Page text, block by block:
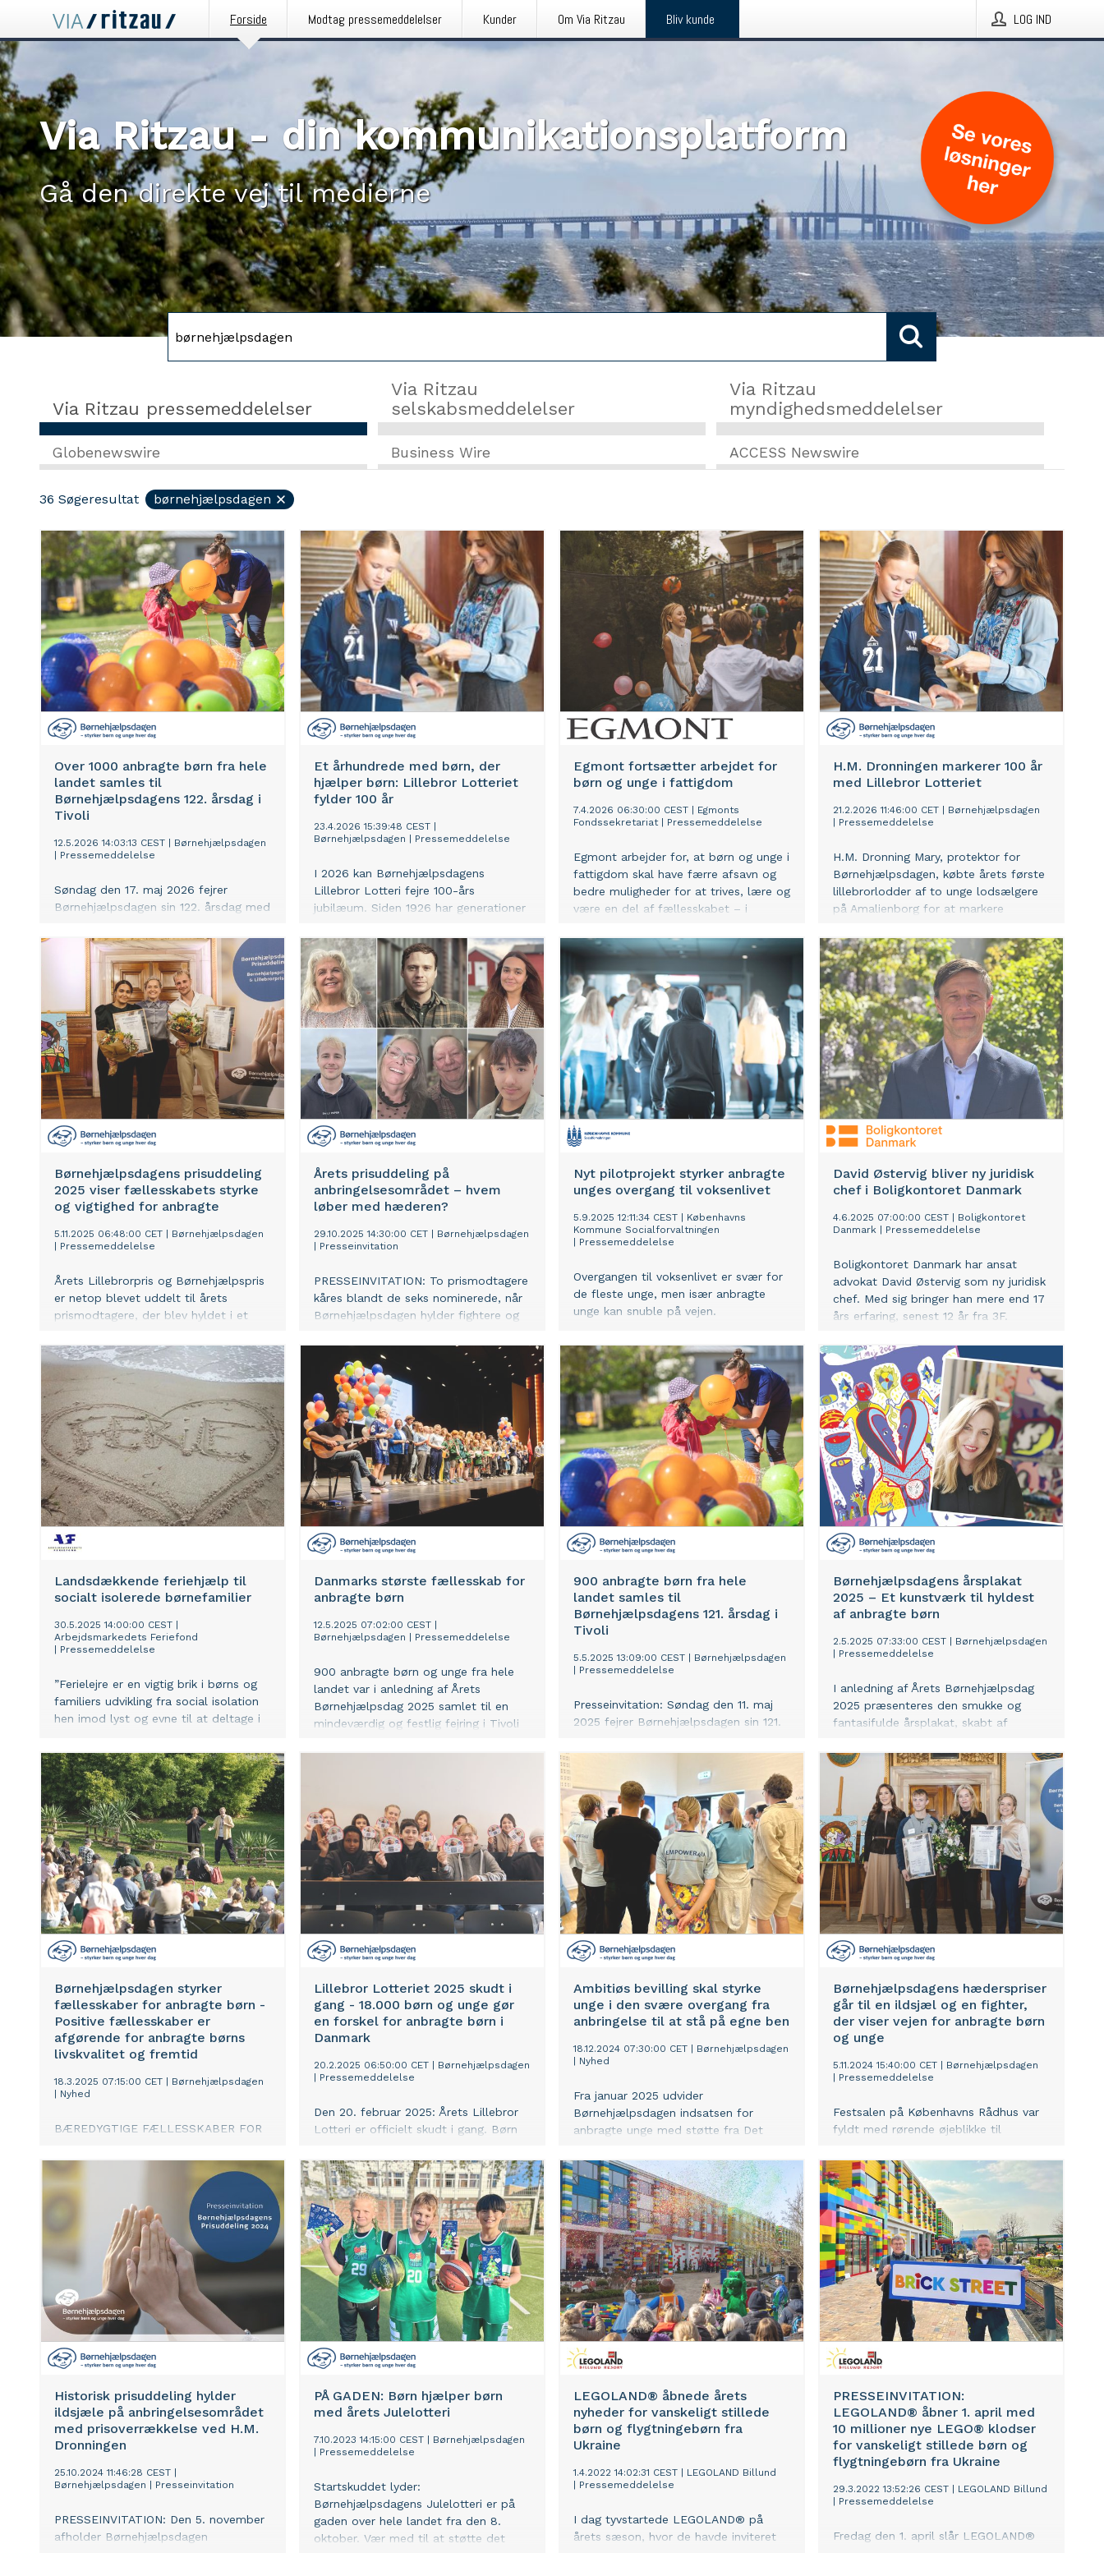
Forside Modtag pressemeddelelser Kunder Om Via Ritzau Bliv kunde LOG IND
Via Ritzau - din kommunikationsplatform
Gå den direkte vej til medierne
Via Ritzau pressemeddelelser
Via Ritzau
selskabsmeddelelser
Via Ritzau
myndighedsmeddelelser
Globenewswire Business Wire ACCESS Newswire
36 Søgeresultat børnehjælpsdagen
Over 1000 anbragte børn fra hele
landet samles til
Børnehjælpsdagens 122. årsdag i
Tivoli
12.5.2026 14:03:13 CEST
Børnehjælpsdagen
Pressemeddelelse
Søndag den 17. maj 2026 fejrer
Børnehjælpsdagen sin 122. årsdag med
og unge i hele Danmark. Dagen
markerer både en stærk og
traditionsrig indsats for anbragte børn
– og en nutidig fejring af fællesskab,
styrke, livsmod og livsglæde.
Et århundrede med børn, der
hjælper børn: Lillebror Lotteriet
fylder 100 år
23.4.2026 15:39:48 CEST
Børnehjælpsdagen
Pressemeddelelse
I 2026 kan Børnehjælpsdagens
Lillebror Lotteri fejre 100-års
jubilæum. Siden 1926 har generationer
samle ind til jævnaldrende, der har
haft brug for hjælp og støtte. På
mandag den 27. april åbner
Børnehjælpsdagen op for et helt nyt
digitalt Lillebror Lotteri. På den måde
kan endnu flere danskere være med til
at bakke op om de ca. 14.000
anbragte børn og unge i Danmark.
Egmont fortsætter arbejdet for
børn og unge i fattigdom
7.4.2026 06:30:00 CEST
Egmonts
Fondssekretariat| Pressemeddelelse
Egmont arbejder for, at børn og unge i
fattigdom skal have færre afsavn og
bedre muligheder for at trives, lære og
være en del af fællesskabet – i
støtter Egmont Fonden børn og unge i
fattigdom i Danmark, Sverige og
Norge med 52,2 mio. kr. mio. kr.
gennem programmet En
Håndsrækning i perioden 2026-2029.
H.M. Dronningen markerer 100 år
med Lillebror Lotteriet
21.2.2026 11:46:00 CET
Børnehjælpsdagen
Pressemeddelelse
H.M. Dronning Mary, protektor for
Børnehjælpsdagen, købte årets første
lillebrorlodder af to unge lodsælgere
på Amalienborg for at markere
Lillebror Lotteri. Siden 1926, hvor
Børnehjælpsdagens lotteri blev
grundlagt, har det haft bred opbakning
fra både danskere og Kongehuset.
Børnehjælpsdagens prisuddeling
2025 viser fællesskabets styrke
og vigtighed for anbragte
5.11.2025 06:48:00 CET
Børnehjælpsdagen
Pressemeddelelse
Årets Lillebrorpris og Børnehjælpspris
er netop blevet uddelt til årets
prismodtagere, der blev hyldet i et
anbringelsesområdet. Prisuddelingen
er en del af Børnehjælpsdagens
indsats for at samle kræfter og
opmærksomhed på tværs af
samfundet omkring de børn og unge,
der oftest står med de sværeste
livsvilkår.
Årets prisuddeling på
anbringelsesområdet – hvem
løber med hæderen?
29.10.2025 14:30:00 CET
Børnehjælpsdagen
Presseinvitation
PRESSEINVITATION: To prismodtagere
kåres blandt de seks nominerede, når
Børnehjælpsdagen hylder fightere og
Børnehjælpspris og Lillebrorpris 2025
uddeles i Festsalen på Københavns
Rådhus tirsdag den 4. november 2025,
hvor beslutningstagere, ambassadører
og engagerede aktører samles til den
traditionsrige fejring.
Nyt pilotprojekt styrker anbragte
unges overgang til voksenlivet
5.9.2025 12:11:34 CEST
Københavns
Kommune Socialforvaltningen
Pressemeddelelse
Overgangen til voksenlivet er svær for
de fleste unge, men især anbragte
unge kan snuble på vejen.
gang i et pilotprojekt, som giver
anbragte unge mulighed for at komme
i et forløb, der klæder dem bedre på
til at tage fat på voksenlivet.
David Østervig bliver ny juridisk
chef i Boligkontoret Danmark
4.6.2025 07:00:00 CEST
Boligkontoret
Danmark
Pressemeddelelse
Boligkontoret Danmark har ansat
advokat David Østervig som ny juridisk
chef. Med sig bringer han mere end 17
års erfaring, senest 12 år fra 3F.
Landsdækkende feriehjælp til
socialt isolerede børnefamilier
30.5.2025 14:00:00 CEST
Arbejdsmarkedets Feriefond
Pressemeddelelse
”Ferielejre er en vigtig brik i børns og
familiers udvikling fra social isolation
hen imod lyst og evne til at deltage i
Adelskov, formand for
Arbejdsmarkedets Feriefond. De
sociale organisationer vurderer at op
imod 60 pct. af deltagerne i fondens
feriehjælpsprogram oplever social
isolation som et problem.
Danmarks største fællesskab for
anbragte børn
12.5.2025 07:02:00 CEST
Børnehjælpsdagen
Pressemeddelelse
900 anbragte børn og unge fra hele
landet var i anledning af Årets
Børnehjælpsdag 2025 samlet til en
mindeværdig og festlig fejring i Tivoli
900 anbragte børn fra hele
landet samles til
Børnehjælpsdagens 121. årsdag i
Tivoli
5.5.2025 13:09:00 CEST
Børnehjælpsdagen
Pressemeddelelse
Presseinvitation: Søndag den 11. maj
2025 fejrer Børnehjælpsdagen sin 121.
anbragte børn og unge i hele Danmark.
Dagen markerer både en stærk og
traditionsrig indsats for anbragte børn
– og en nutidig fejring af fællesskab,
styrke, livsmod og livsglæde.
Børnehjælpsdagens årsplakat
2025 – Et kunstværk til hyldest
af anbragte børn
2.5.2025 07:33:00 CEST
Børnehjælpsdagen
Pressemeddelelse
I anledning af Årets Børnehjælpsdag
2025 præsenteres den smukke og
fantasifulde årsplakat, skabt af
ikke bare et kunstværk, men en del af
en historisk tradition til ære for
børnesagen, der hylder og viser
opbakning til anbragte børn igennem
121 år i Danmark.
Børnehjælpsdagen styrker
fællesskaber for anbragte børn -
Positive fællesskaber er
afgørende for anbragte børns
livskvalitet og fremtid
18.3.2025 07:15:00 CET
Børnehjælpsdagen
Nyhed
BÆREDYGTIGE FÆLLESSKABER FOR
Børnehjælpsdagen vil i de kommende
år styrke og stabilisere
fællesskabsindsatsen, der spiller en
helt central rolle i organisationens
arbejde med at styrke anbragte børn
og unge i Danmark.
Lillebror Lotteriet 2025 skudt i
gang - 18.000 børn og unge gør
en forskel for anbragte børn i
Danmark
20.2.2025 06:50:00 CET
Børnehjælpsdagen
Pressemeddelelse
Den 20. februar 2025: Årets Lillebror
Lotteri er officielt skudt i gang. Børn
fritidsfællesskaber i hele landet står
klar til at sælge lodder til fordel for
anbragte børn og unge. Gennem
Børnehjælpsdagens årlige lotterier får
ca. 18.000 lodsælgere ikke kun
mulighed for at styrke deres eget
fællesskab, men også bidrage til et
vigtigt formål - nemlig at støtte
anbragte børn og unge i Danmark.
Ambitiøs bevilling skal styrke
unge i den svære overgang fra
anbringelse til at stå på egne ben
18.12.2024 07:30:00 CET
Børnehjælpsdagen
Nyhed
Fra januar 2025 udvider
Børnehjælpsdagen indsatsen for
anbragte unge med støtte fra Det
ungeinddragelsen og styrke
samarbejdet med kommunerne for at
hjælpe de unge med at opbygge
selvstændighed og trivsel i overgangen
til voksenlivet. Ungeindsatsen bygger
videre på den effektfulde
Empower4U-indsats, der over de
næste 2,5 år skal nå 880 anbragte
unge, som kommer til at spille en
vigtig rolle i deres egne forløb og
udvikling.
Børnehjælpsdagens hæderspriser
går til en ildsjæl og en fighter,
der viser vejen for anbragte børn
og unge
5.11.2024 15:40:00 CET
Børnehjælpsdagen
Pressemeddelelse
Festsalen på Københavns Rådhus var
fyldt med rørende øjeblikke til
sløret blev løftet for modtagerne af
årets Lillebrorpris og Børnehjælpspris.
De to prismodtagere blev hædret for
deres kampgejst og viljestyrke med
prisoverrækkelse ved H.M. Dronningen.
Historisk prisuddeling hylder
ildsjæle på anbringelsesområdet
med prisoverrækkelse ved H.M.
Dronningen
25.10.2024 11:46:28 CEST
Børnehjælpsdagen
Presseinvitation
PRESSEINVITATION: Den 5. november
afholder Børnehjælpsdagen
PÅ GADEN: Børn hjælper børn
med årets Julelotteri
7.10.2023 14:15:00 CEST
Børnehjælpsdagen
Pressemeddelelse
Startskuddet lyder:
Børnehjælpsdagens Julelotteri er på
gaden over hele landet fra den 8.
oktober. Vær med til at støtte det
LEGOLAND® åbnede årets
nyheder for vanskeligt stillede
børn og flygtningebørn fra
Ukraine
1.4.2022 14:02:31 CEST
LEGOLAND Billund
Pressemeddelelse
I dag tyvstartede LEGOLAND® på
årets sæson, hvor de havde inviteret
PRESSEINVITATION:
LEGOLAND® åbner 1. april med
10 millioner nye LEGO® klodser
for vanskeligt stillede børn og
flygtningebørn fra Ukraine
29.3.2022 13:52:26 CEST
LEGOLAND Billund
Pressemeddelelse
Fredag den 1. april slår LEGOLAND®